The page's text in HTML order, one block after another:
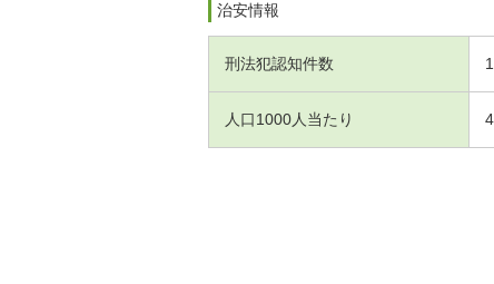
治安情報
刑法犯認知件数
人口1000人当たり